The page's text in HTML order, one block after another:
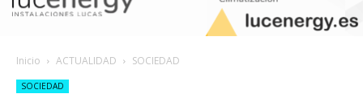
Inicio ACTUALIDAD SOCIEDAD
SOCIEDAD